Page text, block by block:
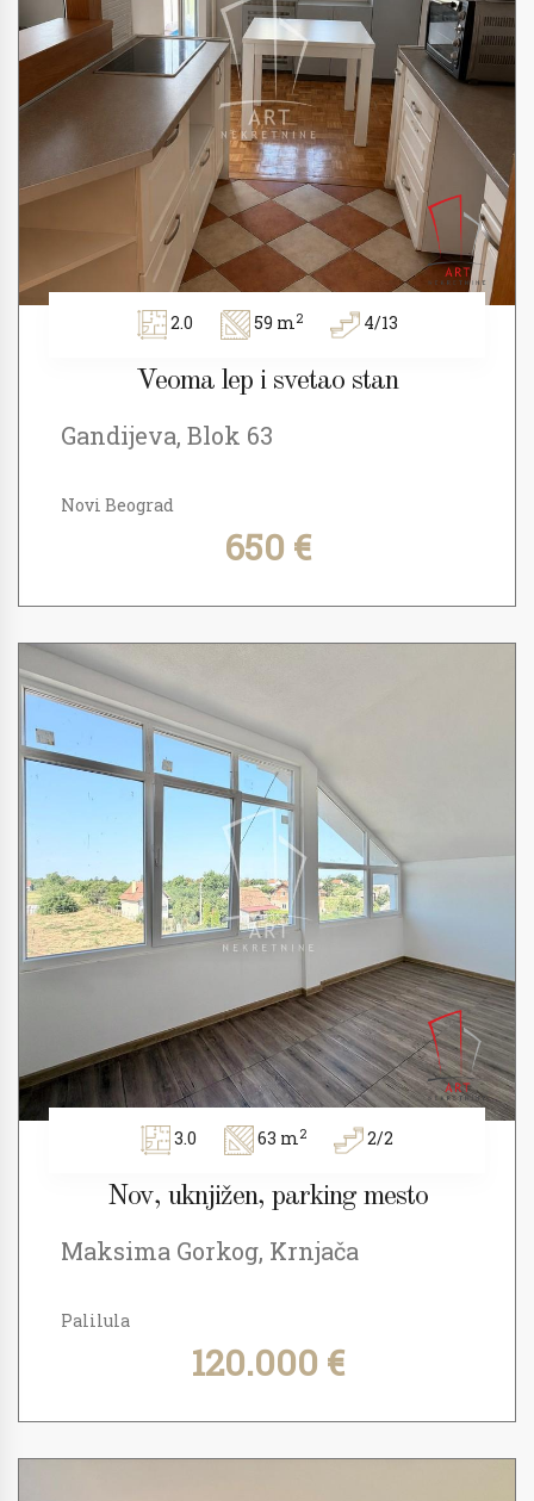
2.0 59 m2 4/13
Veoma lep i svetao stan
Gandijeva, Blok 63
Novi Beograd
650 €
3.0 63 m2 2/2
Nov, uknjižen, parking mesto
Maksima Gorkog, Krnjača
Palilula
120.000 €